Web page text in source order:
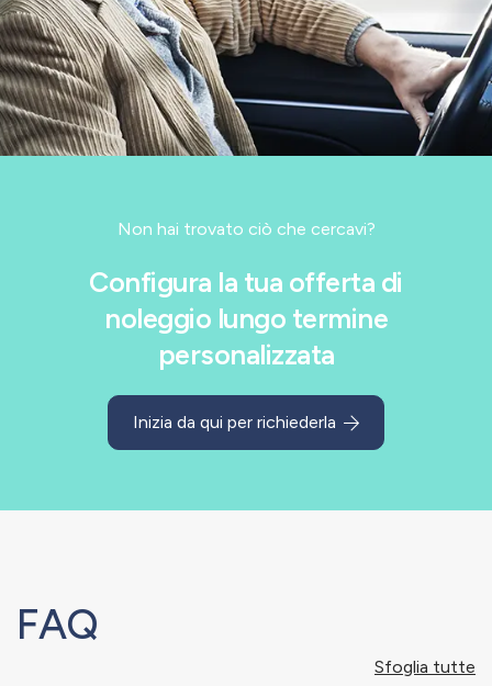
Non hai trovato ciò che cercavi?
Configura la tua offerta di
noleggio lungo termine
personalizzata
Inizia da qui per richiederla
FAQ
Sfoglia tutte